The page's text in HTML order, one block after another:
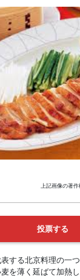
上記画像の著作
する北京料理の一
を薄く延ばて加熱